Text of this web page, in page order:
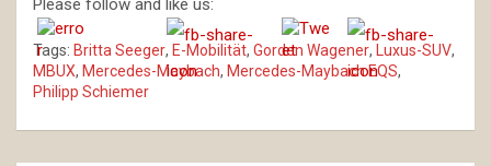
Please follow and like us:
Tags: Britta Seeger, E-Mobilität, Gorden Wagener, Luxus-SUV,
MBUX, Mercedes-Maybach, Mercedes-Maybach EQS,
Philipp Schiemer